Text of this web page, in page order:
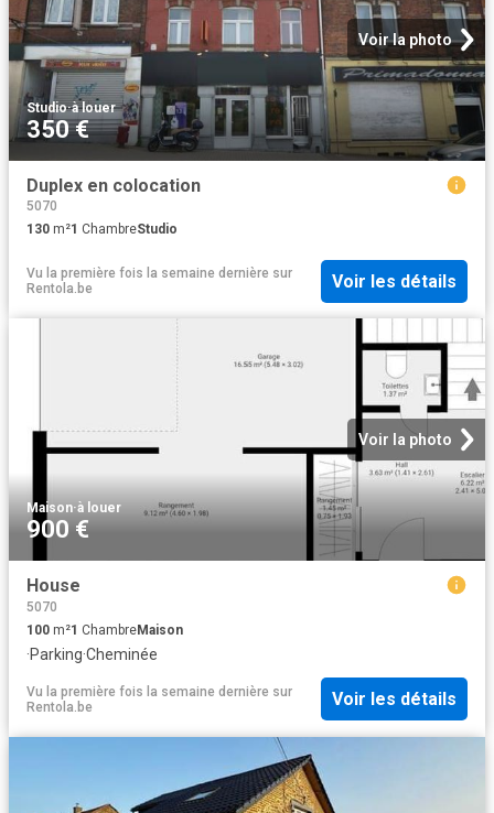
Voir la photo
Studio·à louer
350 €
Duplex en colocation
5070
130 m²1 ChambreStudio
Vu la première fois la semaine dernière sur
Rentola.be
Voir les détails
Voir la photo
Maison·à louer
900 €
House
5070
100 m²1 ChambreMaison
·Parking·Cheminée
Vu la première fois la semaine dernière sur
Rentola.be
Voir les détails